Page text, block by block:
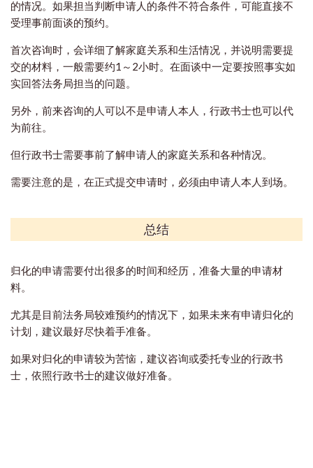
的情况。如果担当判断申请人的条件不符合条件，可能直接不
受理事前面谈的预约。
首次咨询时，会详细了解家庭关系和生活情况，并说明需要提
交的材料，一般需要约1～2小时。在面谈中一定要按照事实如
实回答法务局担当的问题。
另外，前来咨询的人可以不是申请人本人，行政书士也可以代
为前往。
但行政书士需要事前了解申请人的家庭关系和各种情况。
需要注意的是，在正式提交申请时，必须由申请人本人到场。
总结
归化的申请需要付出很多的时间和经历，准备大量的申请材
料。
尤其是目前法务局较难预约的情况下，如果未来有申请归化的
计划，建议最好尽快着手准备。
如果对归化的申请较为苦恼，建议咨询或委托专业的行政书
士，依照行政书士的建议做好准备。